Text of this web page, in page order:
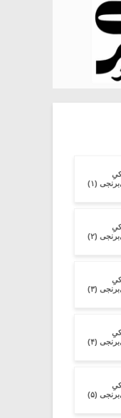
(۱)
(۲)
(۳)
(۴)
(۵)